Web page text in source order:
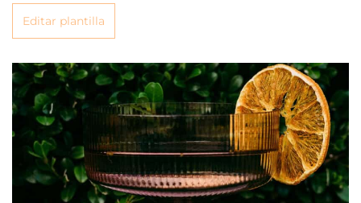
Editar plantilla